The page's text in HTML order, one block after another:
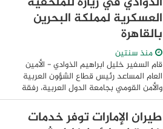
العسكرية لمملكة البحرين
بالقاهرة
منذ سنتين
قام السفير خليل ابراهيم الذوادي - الأمين
العام المساعد رئيس قطاع الشؤون العربية
والأمن القومي بجامعة الدول العربية، رفقة
الوزير المفوض طارق عبدالسلام - مدير الإدارة
العسكرية - الأمين العام للإتحاد ...
طيران الإمارات توفر خدمات